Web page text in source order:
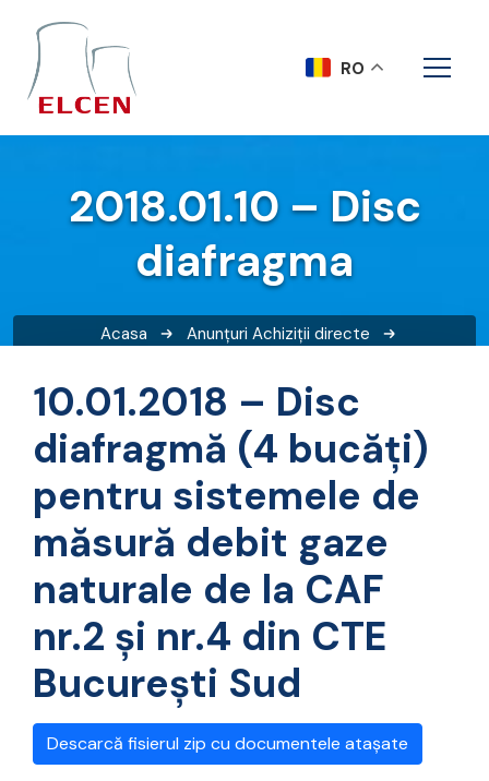
2018.01.10 – Disc
diafragma
Acasa Anunțuri Achiziții directe
10.01.2018 – Disc
diafragmă (4 bucăți)
pentru sistemele de
măsură debit gaze
naturale de la CAF
nr.2 și nr.4 din CTE
București Sud
Descarcă fisierul zip cu documentele atașate
RO